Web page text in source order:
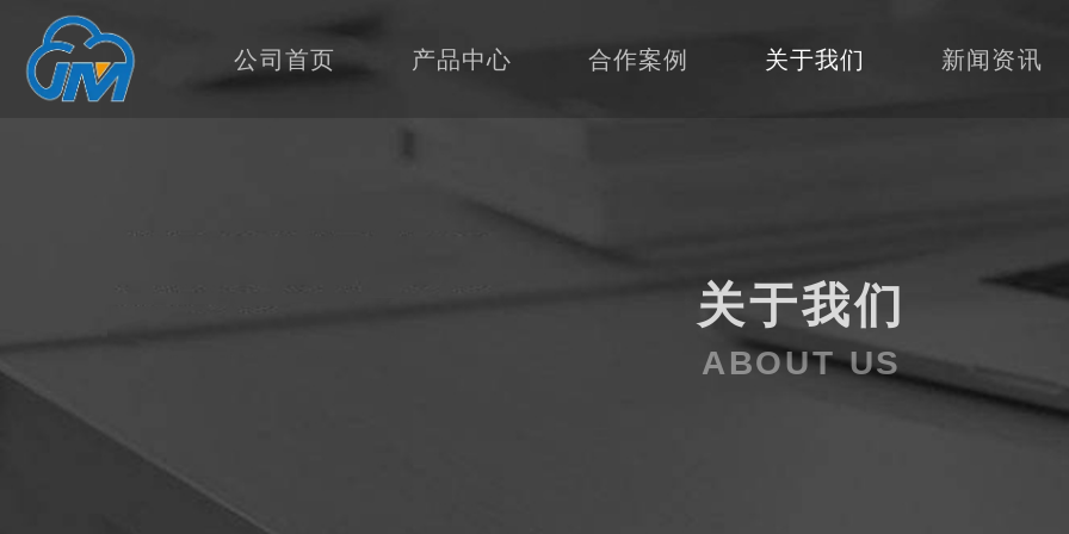
公司首页 产品中心 合作案例 关于我们 新闻资讯
关于我们
ABOUT US